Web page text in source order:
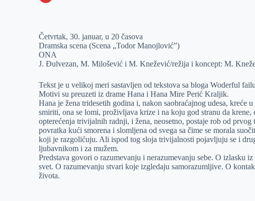
e
r
I
n
s
A
p
p
a
i
l
Četvrtak, 30. januar, u 20 časova
Dramska scena (Scena „Todor Manojlović”)
ONA
J. Đulvezan, M. Milošević i M. Knežević/režija i koncept: M.
Tekst je u velikoj meri sastavljen od tekstova sa bloga Woderful
Motivi su preuzeti iz drame Hana i Hana Mire Perić Kraljik.
Hana je žena tridesetih godina i, nakon saobraćajnog udesa, kreće
smiriti, ona se lomi, proživljava krize i na koju god stranu da
opterećenja trivijalnih radnji, i žena, neosetno, postaje rob od
povratka kući smorena i slomljena od svega sa čime se morala
koji je razgolićuju. Ali ispod tog sloja trivijalnosti pojavljuju se i
ljubavnikom i za mužem.
Predstava govori o razumevanju i nerazumevanju sebe. O izlasku
svet. O razumevanju stvari koje izgledaju samorazumljive. O
života.